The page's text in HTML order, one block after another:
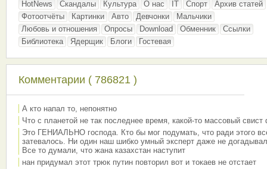
HotNews
Скандалы Культура О нас IT Спорт
Архив статей
Фотоотчёты
Картинки Авто Девчонки
Мальчики
Любовь и отношения
Опросы Download Обменник
Ссылки
Библиотека
Ядерщик Блоги Гостевая
Комментарии ( 786821 )
А кто напал то, непонятно
Что с планетой не так последнее время, какой-то массовый свист
Это ГЕНИАЛЬНО господа. Кто бы мог подумать, что ради этого
затевалось. Ни один наш шибко умный эксперт даже не
Все то думали, что жана казахстан наступит
нан придумал этот трюк путин повторил вот и токаев не отстает